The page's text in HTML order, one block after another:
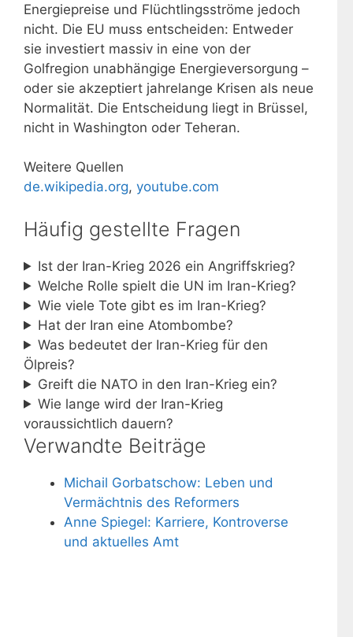
Energiepreise und Flüchtlingsströme jedoch
nicht. Die EU muss entscheiden: Entweder
sie investiert massiv in eine von der
Golfregion unabhängige Energieversorgung –
oder sie akzeptiert jahrelange Krisen als neue
Normalität. Die Entscheidung liegt in Brüssel,
nicht in Washington oder Teheran.
Weitere Quellen
de.wikipedia.org, youtube.com
Häufig gestellte Fragen
Ist der Iran-Krieg 2026 ein Angriffskrieg?
Welche Rolle spielt die UN im Iran-Krieg?
Wie viele Tote gibt es im Iran-Krieg?
Hat der Iran eine Atombombe?
Was bedeutet der Iran-Krieg für den
Ölpreis?
Greift die NATO in den Iran-Krieg ein?
Wie lange wird der Iran-Krieg
voraussichtlich dauern?
Verwandte Beiträge
Michail Gorbatschow: Leben und
Vermächtnis des Reformers
Anne Spiegel: Karriere, Kontroverse
und aktuelles Amt